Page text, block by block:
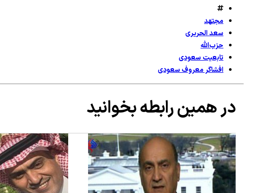
مجتهد
سعد الحریری
حزب‌الله
تابعیت سعودی
افشاگر معروف سعودی
در همین رابطه بخوانید